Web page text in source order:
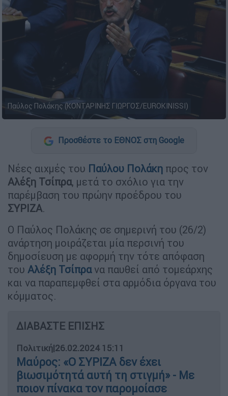
Παύλος Πολάκης (ΚΟΝΤΑΡΙΝΗΣ ΓΙΩΡΓΟΣ/EUROKINISSI)
Προσθέστε το ΕΘΝΟΣ στη Google
Νέες αιχμές του Παύλου Πολάκη προς τον
Αλέξη Τσίπρα, μετά το σχόλιο για την
παρέμβαση του πρώην προέδρου του
ΣΥΡΙΖΑ.
Ο Παύλος Πολάκης σε σημερινή του (26/2)
ανάρτηση μοιράζεται μία περσινή του
δημοσίευση με αφορμή την τότε απόφαση
του Αλέξη Τσίπρανα παυθεί από τομεάρχης
και να παραπεμφθεί στα αρμόδια όργανα του
κόμματος.
ΔΙΑΒΑΣΤΕ ΕΠΙΣΗΣ
Πολιτική|26.02.2024 15:11
Μαύρος: «Ο ΣΥΡΙΖΑ δεν έχει
βιωσιμότητά αυτή τη στιγμή» - Με
ποιον πίνακα τον παρομοίασε